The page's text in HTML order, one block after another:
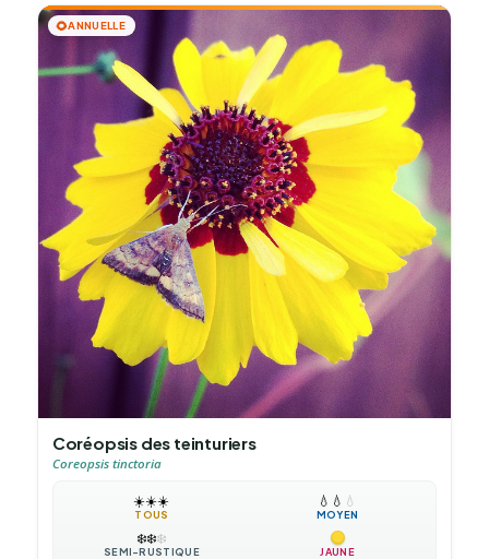
🌻ANNUELLE
Coréopsis des teinturiers
Coreopsis tinctoria
☀️☀️☀️
TOUS
💧 💧 💧
MOYEN
❄️❄️❄️
SEMI-RUSTIQUE JAUNE